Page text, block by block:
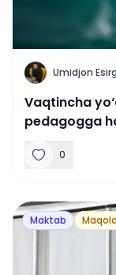
U Umidjon
Vaqtincha
pedagogga
0
Maktab